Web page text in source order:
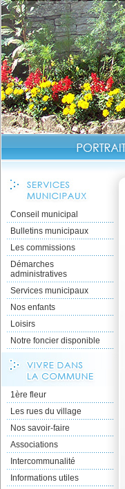
Conseil municipal
Bulletins municipaux
Les commissions
Démarches
administratives
Services municipaux
Nos enfants
Loisirs
Notre foncier disponible
1ère fleur
Les rues du village
Nos savoir-faire
Associations
Intercommunalité
Informations utiles